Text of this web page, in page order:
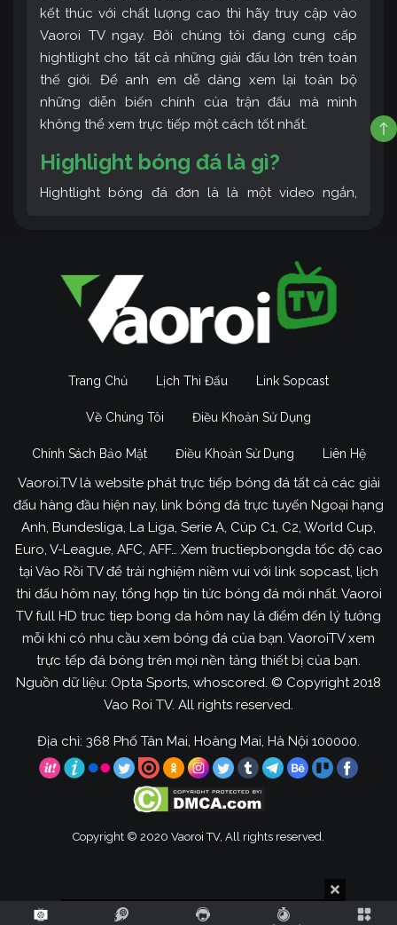
kết thúc với chất lượng cao thì hãy truy cập vào
Vaoroi TV ngay. Bởi chúng tôi đang cung cấp
hightlight cho tất cả những giải đấu lớn trên toàn
thế giới. Để anh em dễ dàng xem lại toàn bộ
những diễn biến chính của trận đấu mà mình
không thể xem trực tiếp một cách tốt nhất.
Highlight bóng đá là gì?
Hightlight bóng đá đơn là là một video ngắn,
phạm lỗi,… Để khi xem video highlight thì anh em
sẽ biết được được trận đấu diễn ra như thế nào mà
không cần phải theo dõi trực tiếp.
Vào Rồi TV cung cấp highlight bóng đá miễn phí
Như anh em đã biết thì hiện tại đa số các giải bóng
đá hàng đầu thế giới đều đến từ Châu Âu cho nên
thời gian thi đấu khá trễ. Chính vì thế những anh
em không thể xem trực tiếp trận đấu mà mình
thích thượng chọn xem lại hightlight để biết tất cả
diễn biến chính trong thời gian ngắn.
Vao Roi TV cung cấp video
highlight bóng đá miễn phí với
chất lượng cao
Hiện tại đa số những người yêu bóng đá tại Việt
Nam khi muốn xem lại hightlight của bất kỳ trận
bóng đá lớn, nhỏ với chất lượng cao cho mọi
Trang Chủ Lịch Thi Đấu Link Sopcast
Về Chúng Tôi Điều Khoản Sử Dụng
Chính Sách Bảo Mật Điều Khoản Sử Dụng Liên Hệ
Vaoroi.TV là website phát trực tiếp bóng đá tất cả các giải
đấu hàng đầu hiện nay, link bóng đá trực tuyến Ngoại hạng
Anh, Bundesliga, La Liga, Serie A, Cúp C1, C2, World Cup,
Euro, V-League, AFC, AFF… Xem tructiepbongda tốc độ cao
tại Vào Rồi TV để trải nghiệm niềm vui với link sopcast, lịch
thi đấu hôm nay, tổng hợp tin tức bóng đá mới nhất. Vaoroi
TV full HD truc tiep bong da hôm nay là điểm đến lý tưởng
mỗi khi có nhu cầu xem bóng đá của bạn. VaoroiTV xem
trực tếp đá bóng trên mọi nền tảng thiết bị của bạn.
Nguồn dữ liệu: Opta Sports, whoscored. © Copyright 2018
Vao Roi TV. All rights reserved.
Địa chỉ: 368 Phố Tân Mai, Hoàng Mai, Hà Nội 100000.
Copyright © 2020 Vaoroi TV, All rights reserved.